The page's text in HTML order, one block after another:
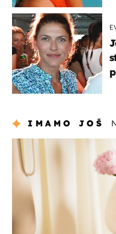
IMAMO JOŠ
moda & ljepota